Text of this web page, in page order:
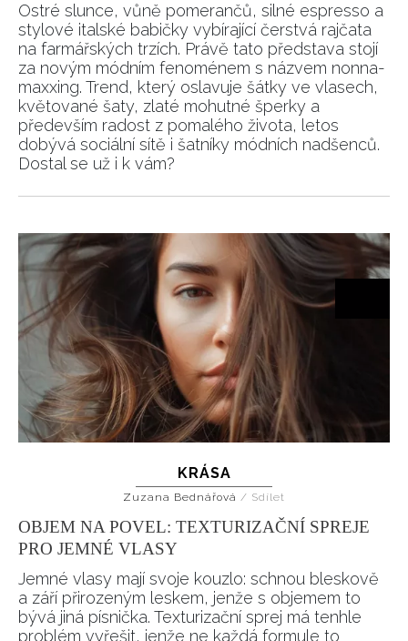
Ostré slunce, vůně pomerančů, silné espresso a
stylové italské babičky vybírající čerstvá rajčata
na farmářských trzích. Právě tato představa stojí
za novým módním fenoménem s názvem nonna-
maxxing. Trend, který oslavuje šátky ve vlasech,
květované šaty, zlaté mohutné šperky a
především radost z pomalého života, letos
dobývá sociální sítě i šatníky módních nadšenců.
Dostal se už i k vám?
KRÁSA
Zuzana Bednářová / Sdílet
OBJEM NA POVEL: TEXTURIZAČNÍ SPREJE
PRO JEMNÉ VLASY
Jemné vlasy mají svoje kouzlo: schnou bleskově
a září přirozeným leskem, jenže s objemem to
bývá jiná písnička. Texturizační sprej má tenhle
problém vyřešit, jenže ne každá formule to